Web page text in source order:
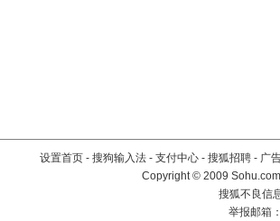
设置首页 - 搜狗输入法 - 支付中心 - 搜狐招聘 - 广
Copyright © 2009
搜狐不良信
举报邮箱